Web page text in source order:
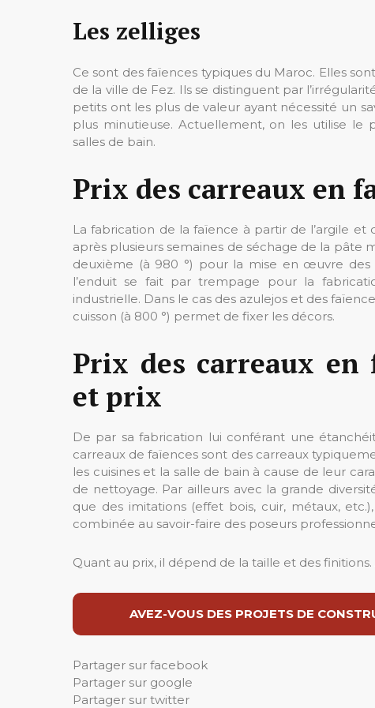
Les zelliges
Ce sont des faïences typiques du Maroc. Elles
de la ville de Fez. Ils se distinguent par
petits ont les plus de valeur ayant nécessité un
plus minutieuse. Actuellement, on les utilise le
salles de bain.
Prix des carreaux en
La fabrication de la faïence à partir de l’argile
après plusieurs semaines de séchage de la pâte
deuxième (à 980 °) pour la mise en œuvre des
l’enduit se fait par trempage pour la
industrielle. Dans le cas des azulejos et des
cuisson (à 800 °) permet de fixer les décors.
Prix des carreaux en
et prix
De par sa fabrication lui conférant une
carreaux de faïences sont des carreaux
les cuisines et la salle de bain à cause de leur
de nettoyage. Par ailleurs avec la grande
que des imitations (effet bois, cuir, métaux,
combinée au savoir-faire des poseurs
Quant au prix, il dépend de la taille et des
AVEZ-VOUS DES PROJETS DE
Partager sur facebook
Partager sur google
Partager sur twitter